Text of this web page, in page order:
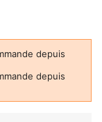
depuis
depuis